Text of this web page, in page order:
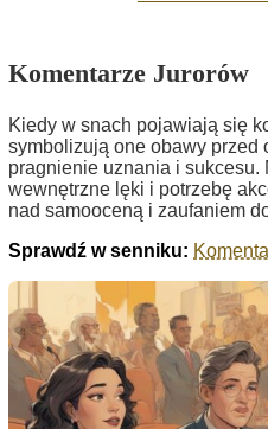
Komentarze Jurorów
Kiedy w snach pojawiają się
symbolizują one obawy przed
pragnienie uznania i sukcesu.
wewnętrzne lęki i potrzebę
nad samooceną i zaufaniem
Sprawdź w senniku: